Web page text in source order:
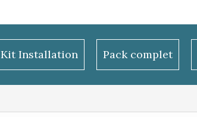
Kit Installation Pack complet